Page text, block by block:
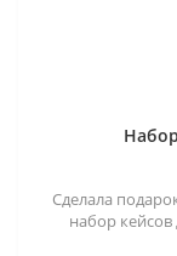
Сделала
набор кейсов